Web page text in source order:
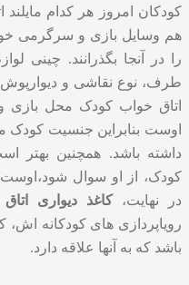
کودکان امروز هر کدام
هم وسایل بازی و سرگرمی
را در آنجا بگذرانند. چینی
طرف، نوع نقاشی و دیوارپوش
اتاق خواب کودک محل بازی
اوست بنابراین جنسیت کودک
داشته باشد. همچنین بهتر
کودک، از او سوال شود،اوست
در نهایت،کاغذ دیواری
رویاپردازی های کودکانه‌ اش،
باشد که به آنها علاقه دارد.